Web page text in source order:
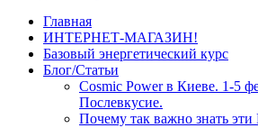
Главная
ИНТЕРНЕТ-МАГАЗИН!
Базовый энергетический курс
Блог/Статьи
Cosmic Power в Киеве. 1-5
Послевкусие.
Почему так важно знать